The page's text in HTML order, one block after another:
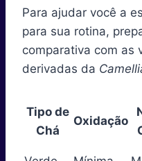
Para ajudar você a
para sua rotina,
comparativa com as
derivadas da
Tipo de
Chá
Oxidação